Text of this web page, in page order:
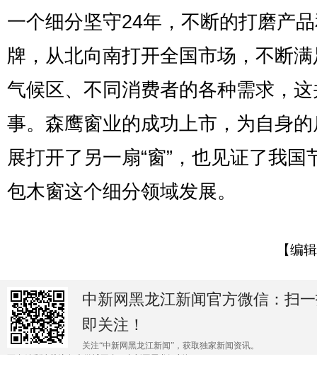
一个细分坚守24年，不断的打磨产
牌，从北向南打开全国市场，不断
气候区、不同消费者的各种需求，
事。森鹰窗业的成功上市，为自身
展打开了另一扇“窗”，也见证了我国
包木窗这个细分领域发展。
【编
中新网黑龙江新闻官方微信：扫
即关注！
关注“中新网黑龙江新闻”，获取独家新闻资讯。